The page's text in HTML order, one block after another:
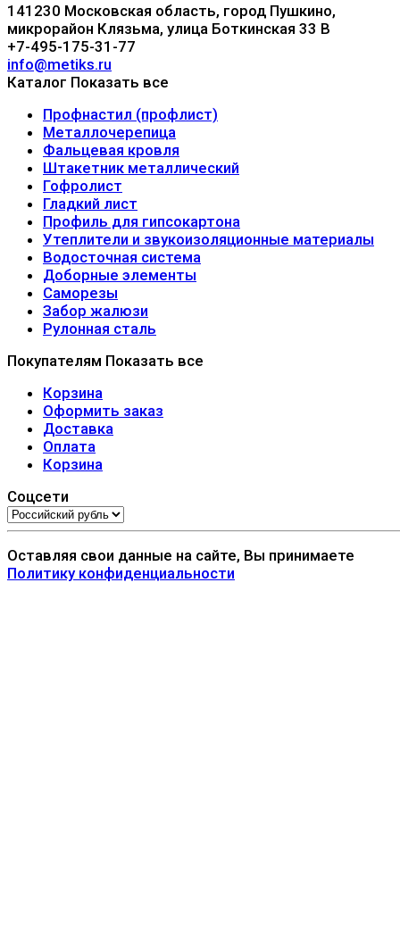
141230 Московская область, город Пушкино,
микрорайон Клязьма, улица Боткинская 33 В
+7-495-175-31-77
info@metiks.ru
Каталог Показать все
Профнастил (профлист)
Металлочерепица
Фальцевая кровля
Штакетник металлический
Гофролист
Гладкий лист
Профиль для гипсокартона
Утеплители и звукоизоляционные материалы
Водосточная система
Доборные элементы
Саморезы
Забор жалюзи
Рулонная сталь
Покупателям Показать все
Корзина
Оформить заказ
Доставка
Оплата
Корзина
Соцсети
Оставляя свои данные на сайте, Вы принимаете
Политику конфиденциальности